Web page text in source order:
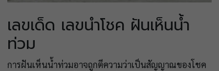
เลขเด็ด เลขนำโชค ฝันเห็นน้ำ
ท่วม
การฝันเห็นน้ำท่วมอาจถูกตีความว่าเป็นสัญญาณของโชค